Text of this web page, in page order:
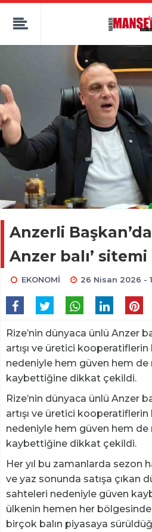
Anzerli
Anzer balı’ sitemi
EKONOMİ 26 Nisan 2026 -
Rize’nin dünyaca ünlü Anzer
artışı ve üretici
nedeniyle hem güven hem de
kaybettiğine dikkat çekildi.
Rize’nin dünyaca ünlü Anzer
artışı ve üretici
nedeniyle hem güven hem de
kaybettiğine dikkat çekildi.
Her yıl bu zamanlarda sezon
ve yaz sonunda satışa çıkan
sahteleri nedeniyle güven
ülkenin hemen her bölgesinde
birçok balın piyasaya